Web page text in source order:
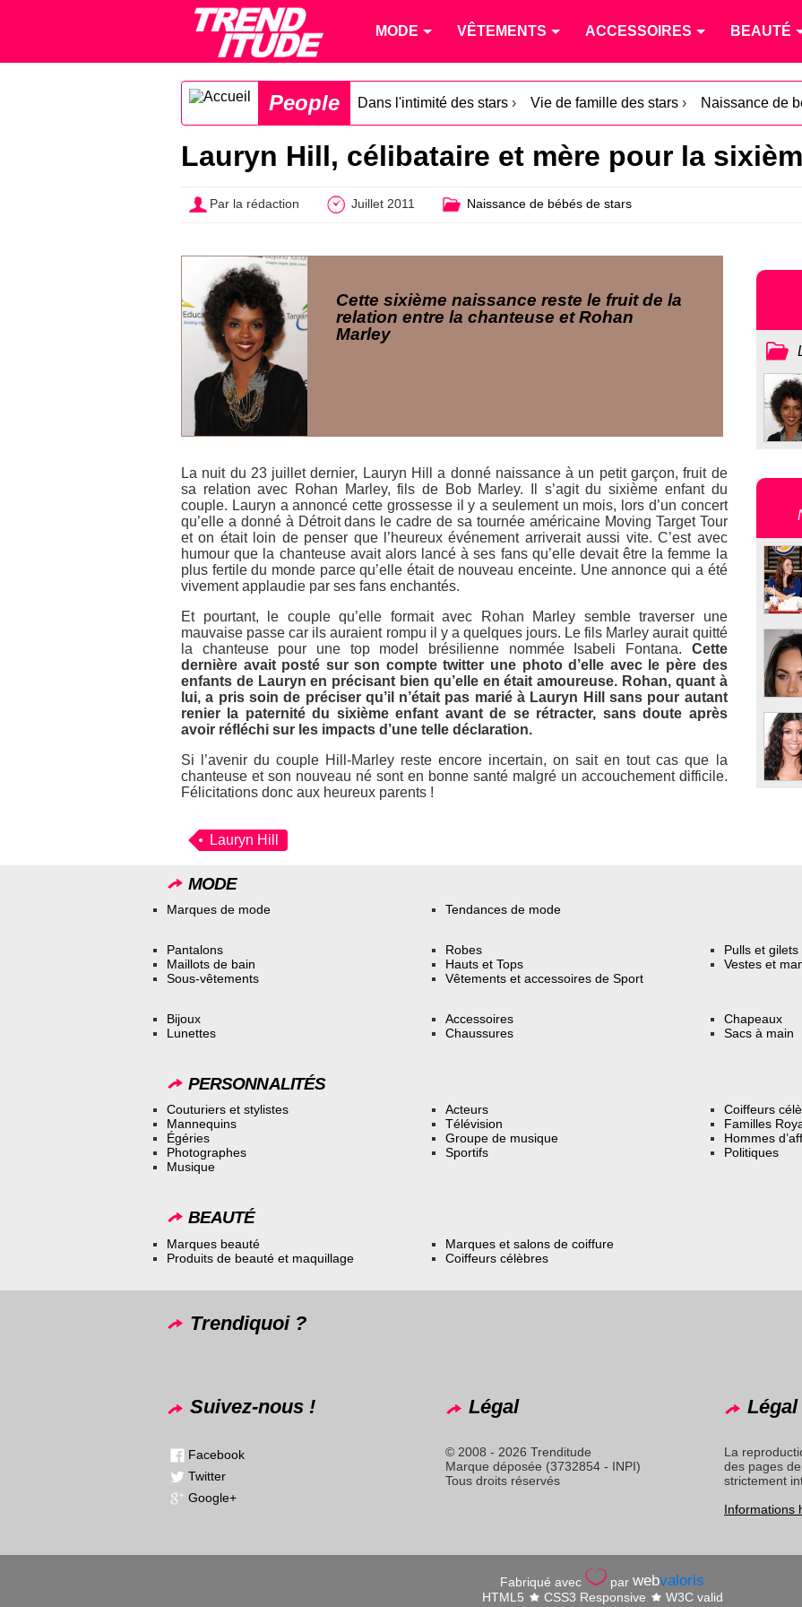
MODE VÊTEMENTS ACCESSOIRES BEAUTÉ
People Dans l'intimité des stars › Vie de famille des stars › Naissance de
Lauryn Hill, célibataire et mère pour la
Par la rédaction Juillet 2011 Naissance de bébés de stars
Cette sixième naissance reste le fruit de la
relation entre la chanteuse et Rohan
Marley
La nuit du 23 juillet dernier, Lauryn Hill a donné naissance à un petit garçon, fruit de
sa relation avec Rohan Marley, fils de Bob Marley. Il s’agit du sixième enfant du
couple. Lauryn a annoncé cette grossesse il y a seulement un mois, lors d’un concert
qu’elle a donné à Détroit dans le cadre de sa tournée américaine Moving Target Tour
et on était loin de penser que l’heureux événement arriverait aussi vite. C’est avec
humour que la chanteuse avait alors lancé à ses fans qu’elle devait être la femme la
plus fertile du monde parce qu’elle était de nouveau enceinte. Une annonce qui a été
vivement applaudie par ses fans enchantés.
Et pourtant, le couple qu’elle formait avec Rohan Marley semble traverser une
mauvaise passe car ils auraient rompu il y a quelques jours. Le fils Marley aurait quitté
la chanteuse pour une top model brésilienne nommée Isabeli Fontana. Cette
dernière avait posté sur son compte twitter une photo d’elle avec le père des
enfants de Lauryn en précisant bien qu’elle en était amoureuse. Rohan, quant à
lui, a pris soin de préciser qu’il n’était pas marié à Lauryn Hill sans pour autant
renier la paternité du sixième enfant avant de se rétracter, sans doute après
avoir réfléchi sur les impacts d’une telle déclaration.
Si l’avenir du couple Hill-Marley reste encore incertain, on sait en tout cas que la
chanteuse et son nouveau né sont en bonne santé malgré un accouchement difficile.
Félicitations donc aux heureux parents !
Lauryn Hill
MODE
Marques de mode Tendances de mode
Pantalons
Maillots de bain
Sous-vêtements
Robes
Hauts et Tops
Vêtements et accessoires de Sport
Pulls et gilets
Vestes et
Bijoux
Lunettes
Accessoires
Chaussures
Chapeaux
Sacs à main
PERSONNALITÉS
Couturiers et stylistes
Mannequins
Égéries
Photographes
Musique
Acteurs
Télévision
Groupe de musique
Sportifs
Coiffeurs
Familles
Hommes
Politiques
BEAUTÉ
Marques beauté
Produits de beauté et maquillage
Marques et salons de coiffure
Coiffeurs célèbres
Trendiquoi ?
Suivez-nous !
Facebook
Twitter
Google+
Légal
© 2008 - 2026 Trenditude
Marque déposée (3732854 - INPI)
Tous droits réservés
Légal
La
des pages
strictement
Informations
Fabriqué avec par webvaloris
HTML5 CSS3 Responsive W3C valid